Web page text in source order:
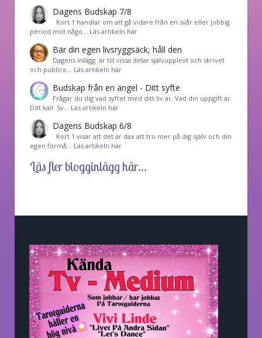
Dagens Budskap 7/8
Kort 1 handlar om att gå vidare från en svår eller jobbig
period mot någo… Läs artikeln här
Bär din egen livsryggsäck, håll den
Dagens inlägg är till vissa delar självupplevt och skrivet
och publice… Läs artikeln här
Budskap från en ängel - Ditt syfte
Frågar du dig vad syftet med ditt liv är. Vad din uppgift är.
Ditt kall. Sv… Läs artikeln här
Dagens Budskap 6/8
Kort 1 visar att det är dax att tro mer på dig själv och din
egen förmå… Läs artikeln här
Läs fler blogginlägg här...